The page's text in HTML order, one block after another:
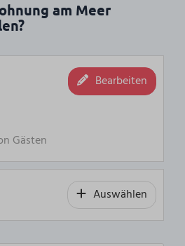
am Meer
Bearbeiten
Gästen
Auswählen